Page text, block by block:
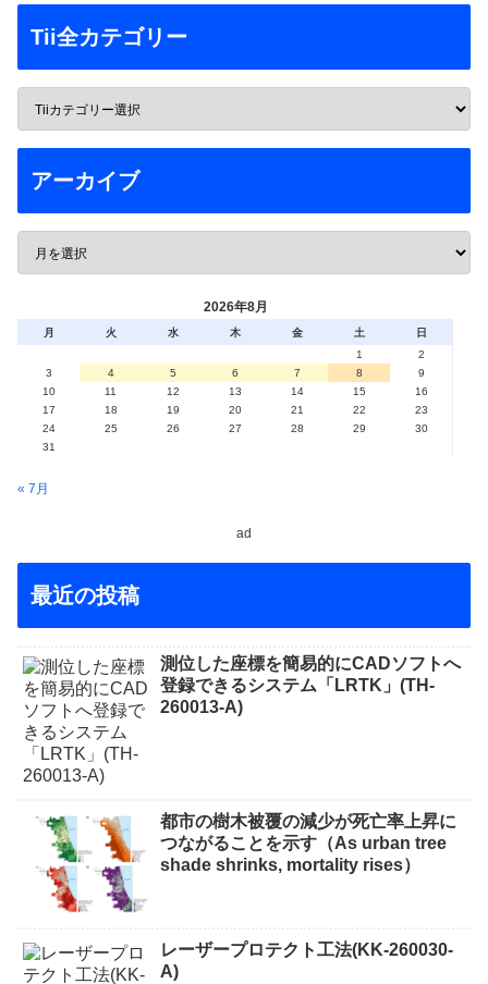
Tii全カテゴリー
アーカイブ
2026年8月
月 火 水 木 金 土
日
1
2
3
4 5 6 7 8
9
10
11 12 13 14 15
16
17
18 19 20 21 22
23
24
25 26 27 28 29
30
31
« 7月
ad
最近の投稿
測位した座標を簡易的にCADソフトへ
登録できるシステム「LRTK」(TH-
260013-A)
都市の樹木被覆の減少が死亡率上昇に
つながることを示す（As urban tree
shade shrinks, mortality rises）
レーザープロテクト⼯法(KK-260030-
A)